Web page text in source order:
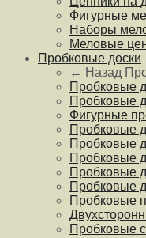
Фигурные
Наборы
Меловые
Пробковые доски
← Назад
Пробковые
Пробковые
Фигурные
Пробковые
Пробковые
Пробковые
Пробковые
Пробковые
Пробковые
Пробковые